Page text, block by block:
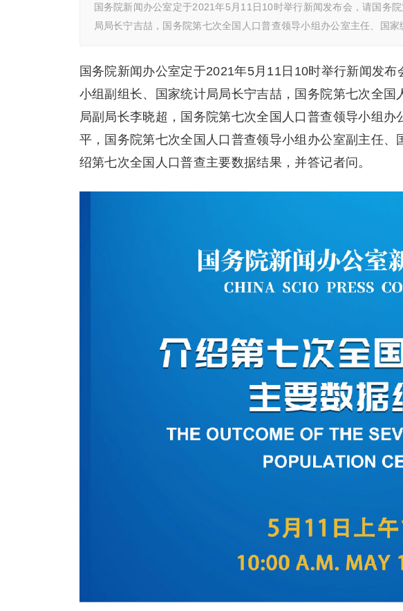
国务院新闻办公室定于2021年5月11日10时举行新闻发布会，请国务
局局长宁吉喆，国务院第七次全国人口普查领导小组办公室主任、国家
国务院新闻办公室定于2021年5月11日10时举行新闻发
小组副组长、国家统计局局长宁吉喆，国务院第七次全
局副局长李晓超，国务院第七次全国人口普查领导小组
平，国务院第七次全国人口普查领导小组办公室副主任
绍第七次全国人口普查主要数据结果，并答记者问。